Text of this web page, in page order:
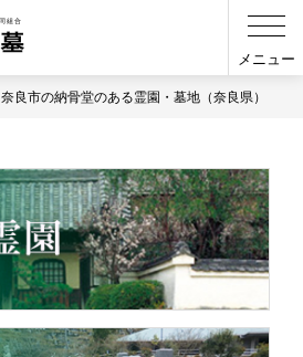
メニュー
奈良市の納骨堂のある霊園・墓地（奈良県）